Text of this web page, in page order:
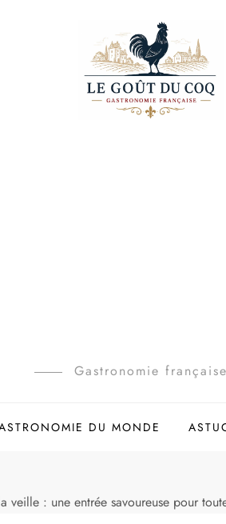
Gastronomie française
DU MONDE
veille : une entrée savoureuse pour